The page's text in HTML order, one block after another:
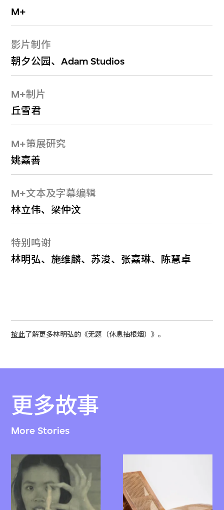
M+
影片制作
朝夕公园、Adam Studios
M+制片
丘雪君
M+策展研究
姚嘉善
M+文本及字幕编辑
林立伟、梁仲汶
特别鸣谢
林明弘、施维麟、苏浚、张嘉琳、陈慧卓
按此了解更多林明弘的《无题（休息抽根烟）》。
更多故事
More Stories